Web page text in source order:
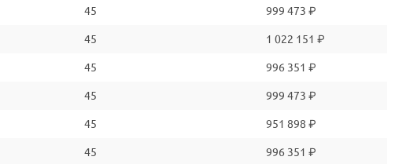
45 999 473 ₽
45 1 022 151 ₽
45 996 351 ₽
45 999 473 ₽
45 951 898 ₽
45 996 351 ₽